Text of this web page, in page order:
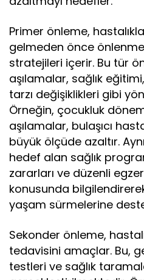
Primer önleme,
gelmeden önce
stratejileri içerir. Bu tür
aşılamalar, sağlık
tarzı değişiklikleri gibi
Örneğin, çocukluk
aşılamalar, bulaşıcı
büyük ölçüde azaltır.
hedef alan sağlık
zararları ve düzenli
konusunda
yaşam sürmelerine
Sekonder önleme,
tedavisini amaçlar. Bu,
testleri ve sağlık